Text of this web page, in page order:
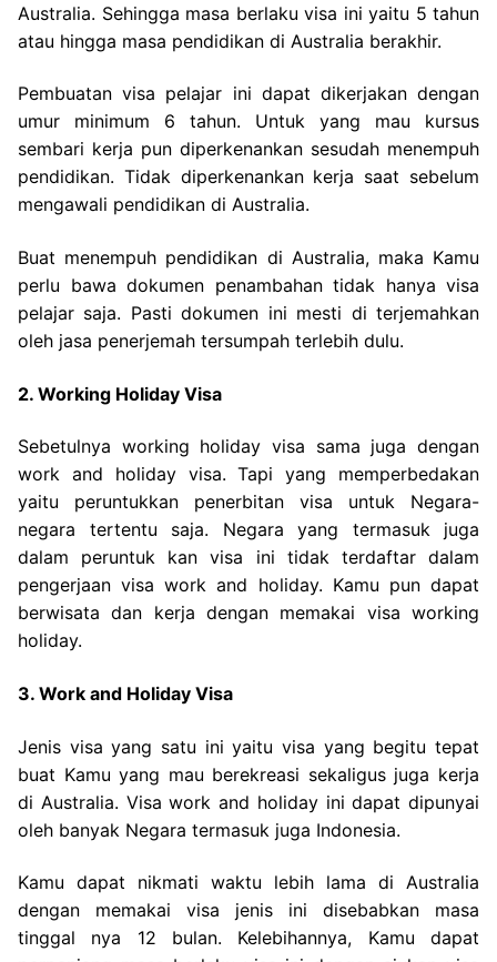
Australia. Sehingga masa berlaku visa ini yaitu 5 tahun
atau hingga masa pendidikan di Australia berakhir.
Pembuatan visa pelajar ini dapat dikerjakan dengan
umur minimum 6 tahun. Untuk yang mau kursus
sembari kerja pun diperkenankan sesudah menempuh
pendidikan. Tidak diperkenankan kerja saat sebelum
mengawali pendidikan di Australia.
Buat menempuh pendidikan di Australia, maka Kamu
perlu bawa dokumen penambahan tidak hanya visa
pelajar saja. Pasti dokumen ini mesti di terjemahkan
oleh jasa penerjemah tersumpah terlebih dulu.
2. Working Holiday Visa
Sebetulnya working holiday visa sama juga dengan
work and holiday visa. Tapi yang memperbedakan
yaitu peruntukkan penerbitan visa untuk Negara-
negara tertentu saja. Negara yang termasuk juga
dalam peruntuk kan visa ini tidak terdaftar dalam
pengerjaan visa work and holiday. Kamu pun dapat
berwisata dan kerja dengan memakai visa working
holiday.
3. Work and Holiday Visa
Jenis visa yang satu ini yaitu visa yang begitu tepat
buat Kamu yang mau berekreasi sekaligus juga kerja
di Australia. Visa work and holiday ini dapat dipunyai
oleh banyak Negara termasuk juga Indonesia.
Kamu dapat nikmati waktu lebih lama di Australia
dengan memakai visa jenis ini disebabkan masa
tinggal nya 12 bulan. Kelebihannya, Kamu dapat